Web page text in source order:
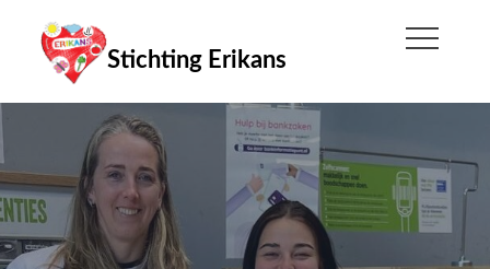
content
Stichting Erikans